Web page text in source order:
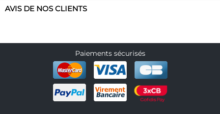
AVIS DE NOS CLIENTS
Paiements sécurisés